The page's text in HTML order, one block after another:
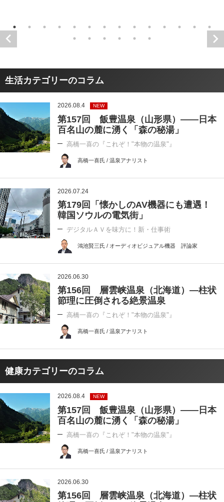
生活カテゴリーのコラム
2026.08.4 NEW
第157回 飯豊温泉（山形県）――日本
百名山の麓に湧く「森の秘湯」
高橋一喜の『これぞ！"本物の温泉"』
高橋一喜氏 / 温泉アナリスト
2026.07.24
第179回「懐かしのAV機器にも遭遇！
韓国ソウルの電気街」
デジタルＡＶを味方に！新・仕事術
鴻池賢三氏 / オーディオビジュアル機器 評論家
2026.06.30
第156回 層雲峡温泉（北海道）―柱状
節理に圧倒される絶景温泉
高橋一喜の『これぞ！"本物の温泉"』
高橋一喜氏 / 温泉アナリスト
健康カテゴリーのコラム
2026.08.4 NEW
第157回 飯豊温泉（山形県）――日本
百名山の麓に湧く「森の秘湯」
高橋一喜の『これぞ！"本物の温泉"』
高橋一喜氏 / 温泉アナリスト
2026.06.30
第156回 層雲峡温泉（北海道）―柱状